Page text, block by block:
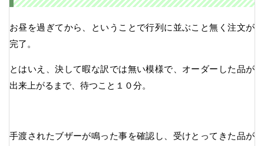
お昼を過ぎてから、ということで行列に並ぶこと無く注文が
完了。
とはいえ、決して暇な訳では無い模様で、オーダーした品が
出来上がるまで、待つこと１０分。
手渡されたブザーが鳴った事を確認し、受けとってきた品が